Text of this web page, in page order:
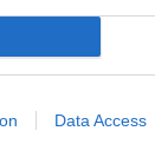
Data Access
købmand?